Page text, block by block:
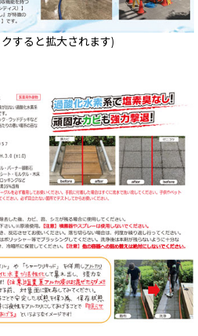
すると拡大されます)